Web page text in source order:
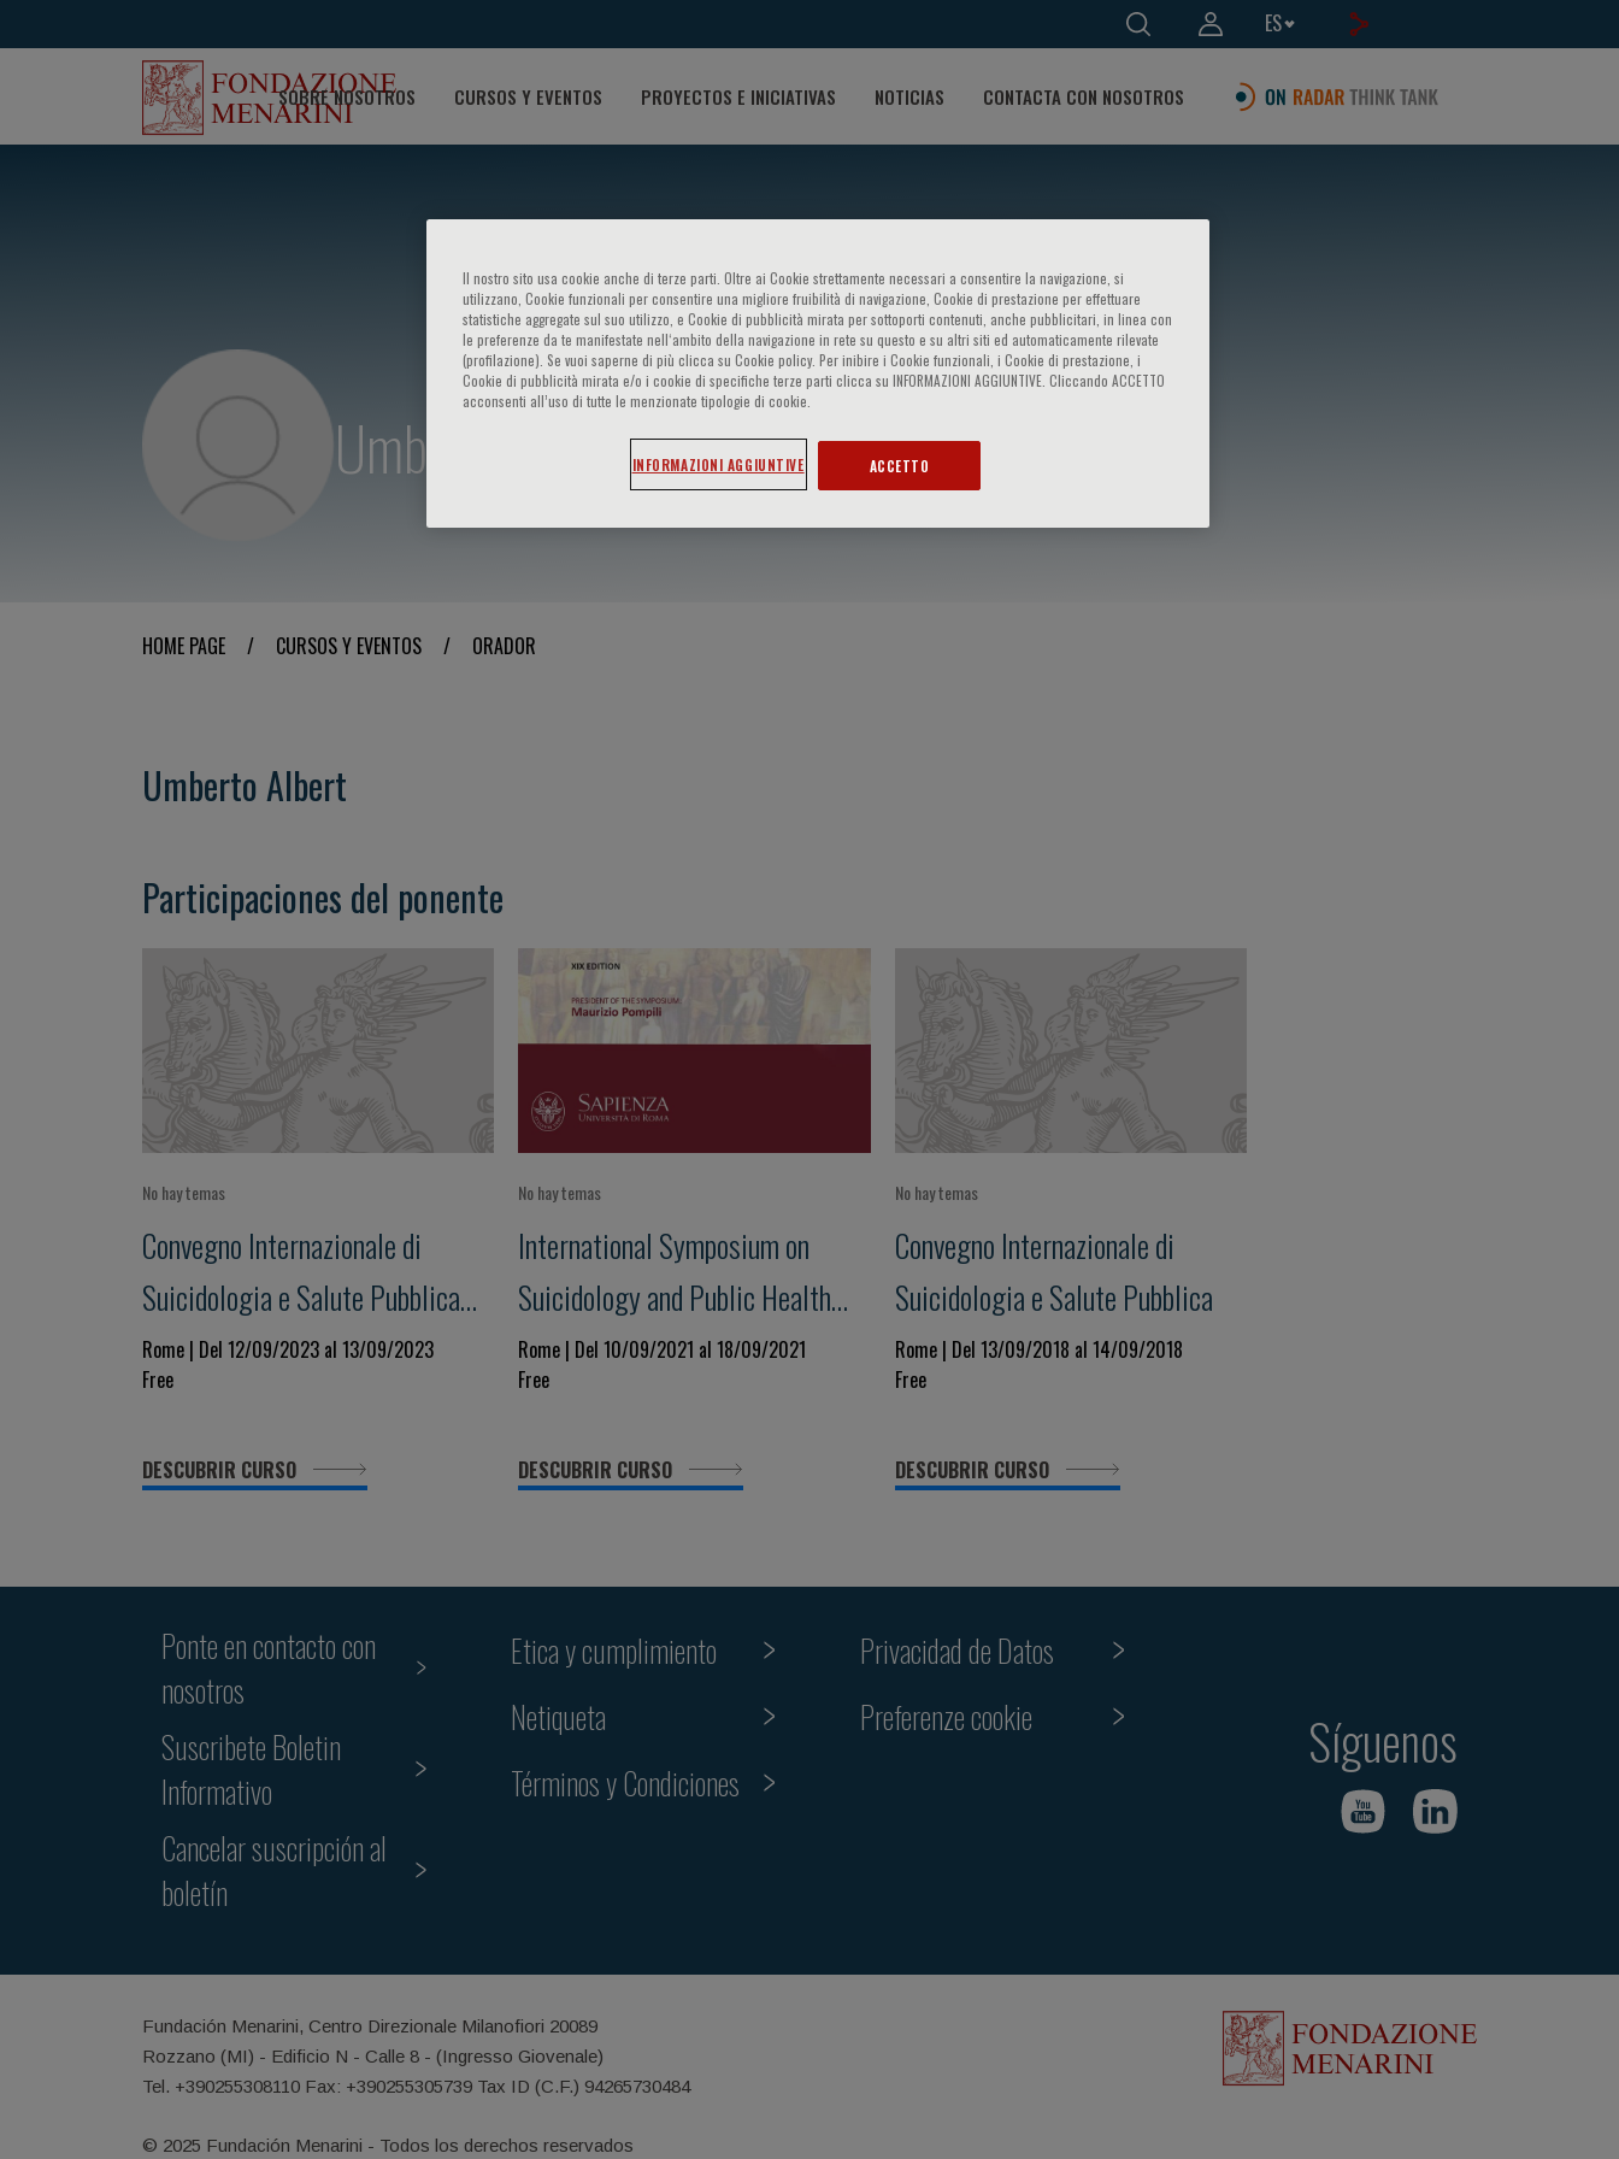
ES
SOBRE NOSOTROS CURSOS Y EVENTOS PROYECTOS E INICIATIVAS NOTICIAS CONTACTA CON NOSOTROS
Umberto Albert
HOME PAGE / CURSOS Y EVENTOS / ORADOR
Umberto Albert
Participaciones del ponente
No hay temas
Convegno Internazionale di
Suicidologia e Salute Pubblica
XXI EDIZIONE
Rome | Del 12/09/2023 al 13/09/2023
Free
DESCUBRIR CURSO
No hay temas
International Symposium on
Suicidology and Public Health
XIX edition
Rome | Del 10/09/2021 al 18/09/2021
Free
DESCUBRIR CURSO
No hay temas
Convegno Internazionale di
Suicidologia e Salute Pubblica
Rome | Del 13/09/2018 al 14/09/2018
Free
DESCUBRIR CURSO
Ponte en contacto con
nosotros
Suscribete Boletin
Informativo
Cancelar suscripción al
boletín
Etica y cumplimiento
Netiqueta
Términos y Condiciones
Privacidad de Datos
Preferenze cookie
Síguenos
Fundación Menarini, Centro Direzionale Milanofiori 20089
Rozzano (MI) - Edificio N - Calle 8 - (Ingresso Giovenale)
Tel. +390255308110 Fax: +390255305739 Tax ID (C.F.) 94265730484
© 2025 Fundación Menarini - Todos los derechos reservados
Il nostro sito usa cookie anche di terze parti. Oltre ai Cookie strettamente necessari a consentire la navigazione, si
utilizzano, Cookie funzionali per consentire una migliore fruibilità di navigazione, Cookie di prestazione per effettuare
statistiche aggregate sul suo utilizzo, e Cookie di pubblicità mirata per sottoporti contenuti, anche pubblicitari, in linea con
le preferenze da te manifestate nell‘ambito della navigazione in rete su questo e su altri siti ed automaticamente rilevate
(profilazione). Se vuoi saperne di più clicca su Cookie policy. Per inibire i Cookie funzionali, i Cookie di prestazione, i
Cookie di pubblicità mirata e/o i cookie di specifiche terze parti clicca su INFORMAZIONI AGGIUNTIVE. Cliccando ACCETTO
acconsenti all’uso di tutte le menzionate tipologie di cookie.
INFORMAZIONI AGGIUNTIVE ACCETTO